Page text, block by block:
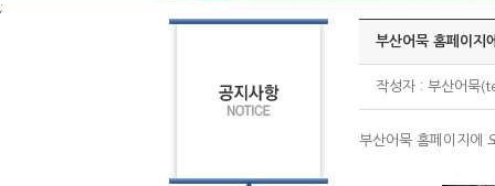
;
부산어묵 홈페이지
작성자 : 부산어
부산어묵 홈페이지에